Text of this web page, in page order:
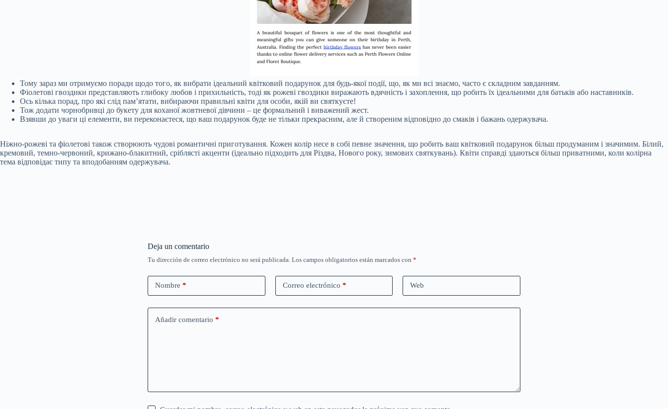
Тому зараз ми отримуємо поради щодо того, як вибрати ідеальний квітковий подарунок для будь-якої події, що, як ми всі знаємо, часто є складним завданням.
Фіолетові гвоздики представляють глибоку любов і прихильність, тоді як рожеві гвоздики виражають вдячність і захоплення, що робить їх ідеальними для батьків або наставників.
Ось кілька порад, про які слід пам’ятати, вибираючи правильні квіти для особи, якій ви святкуєте!
Тож додати чорнобривці до букету для коханої жовтневої дівчини – це формальний і виважений жест.
Взявши до уваги ці елементи, ви переконаєтеся, що ваш подарунок буде не тільки прекрасним, але й створеним відповідно до смаків і бажань одержувача.
Ніжно-рожеві та фіолетові також створюють чудові романтичні приготування. Кожен колір несе в собі певне значення, що робить ваш квітковий подарунок більш продуманим і значимим. Білий,
кремовий, темно-червоний, крижано-блакитний, сріблясті акценти (ідеально підходить для Різдва, Нового року, зимових святкувань). Квіти справді здаються більш приватними, коли колірна
тема відповідає типу та вподобанням одержувача.
Deja un comentario
Tu dirección de correo electrónico no será publicada. Los campos obligatorios están marcados con *
Nombre * Correo electrónico * Web
Añadir comentario *